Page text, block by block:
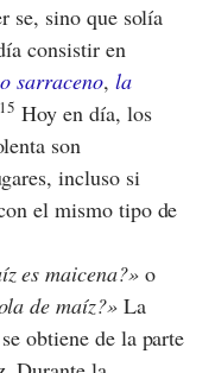
se, sino que solía
consistir en
sarraceno, la
15 Hoy en día, los
son
incluso si
el mismo tipo de
es maicena? o
de maíz? La
obtiene de la parte